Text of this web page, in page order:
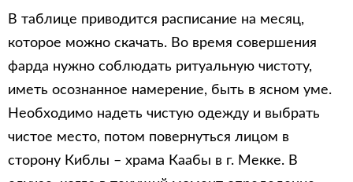
В таблице приводится расписание на месяц,
которое можно скачать. Во время совершения
фарда нужно соблюдать ритуальную чистоту,
иметь осознанное намерение, быть в ясном уме.
Необходимо надеть чистую одежду и выбрать
чистое место, потом повернуться лицом в
сторону Киблы – храма Каабы в г. Мекке. В